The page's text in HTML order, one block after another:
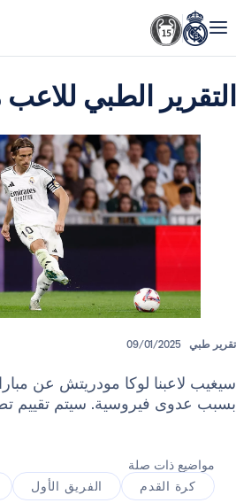
الطبي للاعب
09/01/
لوكا مودريتش عن مباراة اليوم
فيروسية. سيتم تقييم تطور حالته.
صلة
الفريق الأول التقارير